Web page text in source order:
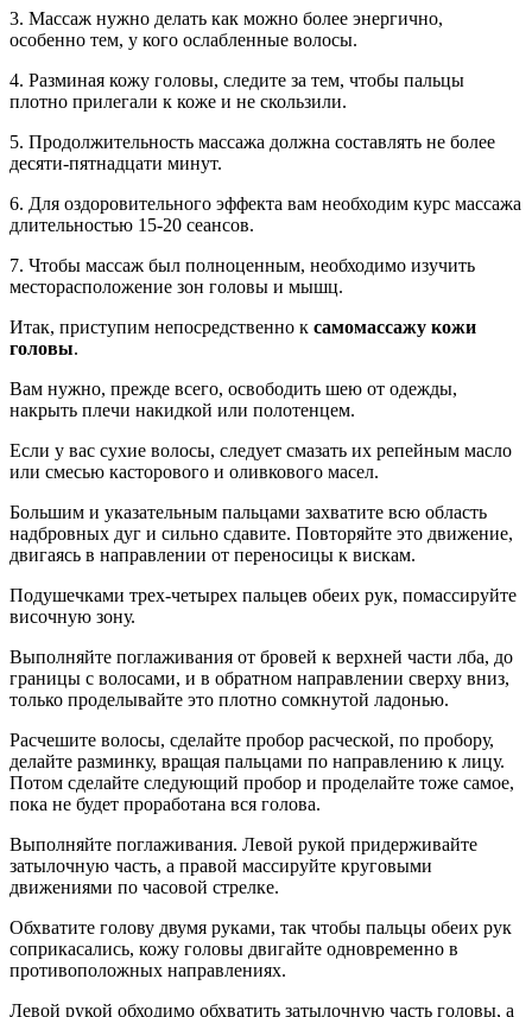
3. Массаж нужно делать как можно более энергично,
особенно тем, у кого ослабленные волосы.
4. Разминая кожу головы, следите за тем, чтобы пальцы
плотно прилегали к коже и не скользили.
5. Продолжительность массажа должна составлять не более
десяти-пятнадцати минут.
6. Для оздоровительного эффекта вам необходим курс массажа
длительностью 15-20 сеансов.
7. Чтобы массаж был полноценным, необходимо изучить
месторасположение зон головы и мышц.
Итак, приступим непосредственно к самомассажу кожи
головы.
Вам нужно, прежде всего, освободить шею от одежды,
накрыть плечи накидкой или полотенцем.
Если у вас сухие волосы, следует смазать их репейным масло
или смесью касторового и оливкового масел.
Большим и указательным пальцами захватите всю область
надбровных дуг и сильно сдавите. Повторяйте это движение,
двигаясь в направлении от переносицы к вискам.
Подушечками трех-четырех пальцев обеих рук, помассируйте
височную зону.
Выполняйте поглаживания от бровей к верхней части лба, до
границы с волосами, и в обратном направлении сверху вниз,
только проделывайте это плотно сомкнутой ладонью.
Расчешите волосы, сделайте пробор расческой, по пробору,
делайте разминку, вращая пальцами по направлению к лицу.
Потом сделайте следующий пробор и проделайте тоже самое,
пока не будет проработана вся голова.
Выполняйте поглаживания. Левой рукой придерживайте
затылочную часть, а правой массируйте круговыми
движениями по часовой стрелке.
Обхватите голову двумя руками, так чтобы пальцы обеих рук
соприкасались, кожу головы двигайте одновременно в
противоположных направлениях.
Левой рукой обходимо обхватить затылочную часть головы, а